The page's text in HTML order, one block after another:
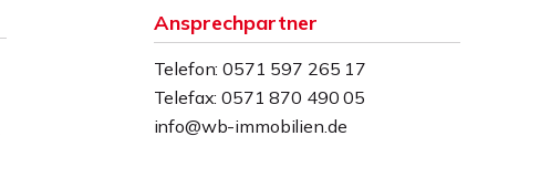
Ansprechpartner
Telefon: 0571 597 265 17
Telefax: 0571 870 490 05
info@wb-immobilien.de